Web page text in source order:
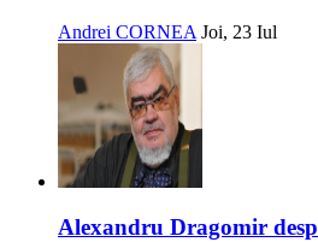
Andrei CORNEA Joi, 23 Iul
Alexandru Dragomir